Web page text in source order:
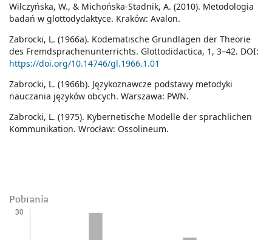
Pobrania
Wilczyńska, W., & Michońska-Stadnik, A. (2010). Metodologia
badań w glottodydaktyce. Kraków: Avalon.
Zabrocki, L. (1966a). Kodematische Grundlagen der Theorie
des Fremdsprachenunterrichts. Glottodidactica, 1, 3–42. DOI:
https://doi.org/10.14746/gl.1966.1.01
Zabrocki, L. (1966b). Językoznawcze podstawy metodyki
nauczania języków obcych. Warszawa: PWN.
Zabrocki, L. (1975). Kybernetische Modelle der sprachlichen
Kommunikation. Wrocław: Ossolineum.